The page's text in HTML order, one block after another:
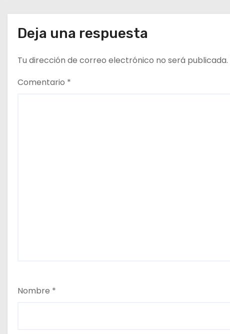
a
d
a
Deja una respuesta
Tu dirección de correo electrónico no será publicada.
Comentario *
Nombre *